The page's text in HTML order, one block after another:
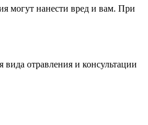
могут нанести вред и вам. При
отравления и консультации